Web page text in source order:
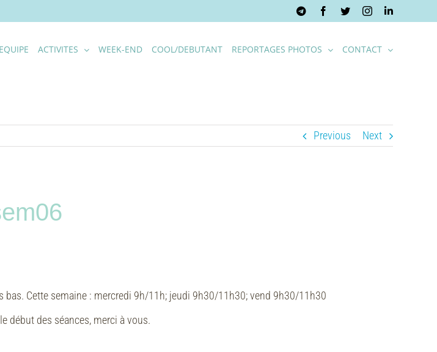
TelegramFacebook
TwitterInstagramLinkedIn
ACTIVITES WEEK-END COOL/DEBUTANT REPORTAGES PHOTOS CONTACT
Previous Next
bas. Cette semaine : mercredi 9h/11h; jeudi 9h30/11h30; vend 9h30/11h30
début des séances, merci à vous.